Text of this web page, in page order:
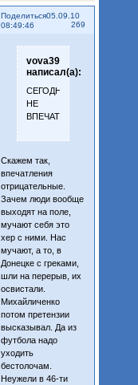
Поделиться
269
05.09.10
08:49:46
vova39
написал(а):
СЕГОДНЯ
НЕ
ВПЕЧАТЛИЛИ...
Скажем так,
впечатления
отрицательные.
Зачем люди вообще
выходят на поле,
мучают себя это
хер с ними. Нас
мучают, а то, в
Донецке с греками,
шли на перерыв, их
освистали.
Михайличенко
потом претензии
высказывал. Да из
футбола надо
уходить
бестолочам.
Неужели в 46-ти